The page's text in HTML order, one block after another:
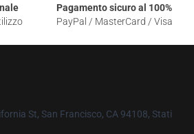
Pagamento sicuro al 100%
PayPal / MasterCard / Visa
St, San Francisco, CA 94108, Stati